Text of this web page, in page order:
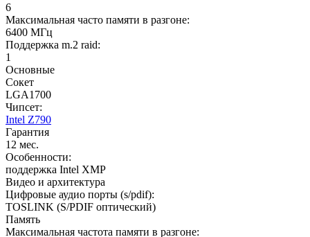
6
Максимальная часто памяти в разгоне:
6400 МГц
Поддержка m.2 raid:
1
Основные
Сокет
LGA1700
Чипсет:
Intel Z790
Гарантия
12 мес.
Особенности:
поддержка Intel XMP
Видео и архитектура
Цифровые аудио порты (s/pdif):
TOSLINK (S/PDIF оптический)
Память
Максимальная частота памяти в разгоне: